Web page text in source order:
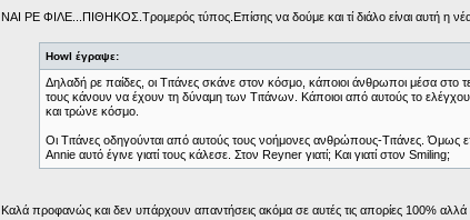
ΝΑΙ ΡΕ ΦΙΛΕ...ΠΙΘΗΚΟΣ.Τρομερός τύπος.Επίσης να δούμε και τί διάλο είναι αυτή η
Howl έγραψε:
Δηλαδή ρε παίδες, οι Τιτάνες σκάνε στον κόσμο, κάποιοι άνθρωποι μέσα στο
τους κάνουν να έχουν τη δύναμη των Τιτάνων. Κάποιοι από αυτούς το ελέγχουν
και τρώνε κόσμο.
Οι Τιτάνες οδηγούνται από αυτούς τους νοήμονες ανθρώπους-Τιτάνες. Όμως
Annie αυτό έγινε γιατί τους κάλεσε. Στον Reyner γιατί; Και γιατί στον Smiling;
Καλά προφανώς και δεν υπάρχουν απαντήσεις ακόμα σε αυτές τις απορίες 100% αλλά